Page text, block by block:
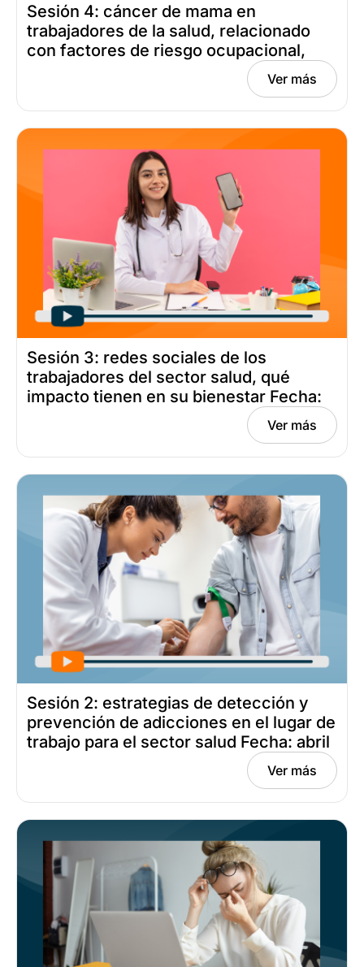
Sesión 4: cáncer de mama en
trabajadores de la salud, relacionado
con factores de riesgo ocupacional,
químico y estrés laboral ¿existe? Fecha:
Ver más
Sesión 3: redes sociales de los
trabajadores del sector salud, qué
impacto tienen en su bienestar Fecha:
Ver más
Sesión 2: estrategias de detección y
prevención de adicciones en el lugar de
trabajo para el sector salud Fecha: abril
Ver más